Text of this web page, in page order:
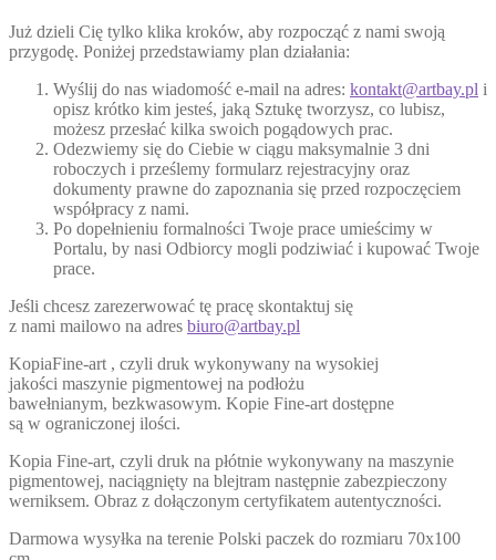
Już dzieli Cię tylko klika kroków, aby rozpocząć z nami swoją
przygodę. Poniżej przedstawiamy plan działania:
Wyślij do nas wiadomość e-mail na adres: kontakt@artbay.pl i
opisz krótko kim jesteś, jaką Sztukę tworzysz, co lubisz,
możesz przesłać kilka swoich pogądowych prac.
Odezwiemy się do Ciebie w ciągu maksymalnie 3 dni
roboczych i prześlemy formularz rejestracyjny oraz
dokumenty prawne do zapoznania się przed rozpoczęciem
współpracy z nami.
Po dopełnieniu formalności Twoje prace umieścimy w
Portalu, by nasi Odbiorcy mogli podziwiać i kupować Twoje
prace.
Jeśli chcesz zarezerwować tę pracę skontaktuj się
z nami mailowo na adres biuro@artbay.pl
KopiaFine-art , czyli druk wykonywany na wysokiej
jakości maszynie pigmentowej na podłożu
bawełnianym, bezkwasowym. Kopie Fine-art dostępne
są w ograniczonej ilości.
Kopia Fine-art, czyli druk na płótnie wykonywany na maszynie
pigmentowej, naciągnięty na blejtram następnie zabezpieczony
werniksem. Obraz z dołączonym certyfikatem autentyczności.
Darmowa wysyłka na terenie Polski paczek do rozmiaru 70x100